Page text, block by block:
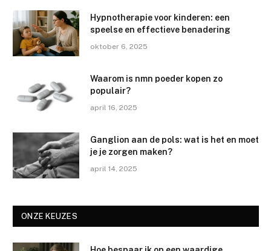
Hypnotherapie voor kinderen: een
speelse en effectieve benadering
oktober 6, 2025
Waarom is nmn poeder kopen zo
populair?
april 16, 2025
Ganglion aan de pols: wat is het en moet
je je zorgen maken?
april 14, 2025
ONZE KEUZES